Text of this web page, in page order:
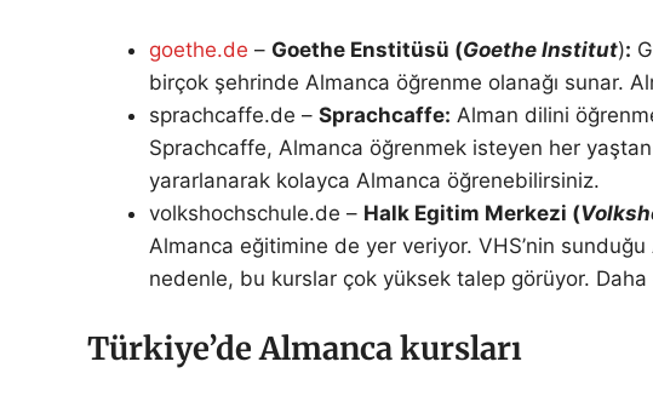
goethe.de – Goethe Enstitüsü (Goethe Institut):
birçok şehrinde Almanca öğrenme olanağı sunar.
sprachcaffe.de – Sprachcaffe: Alman dilini
Sprachcaffe, Almanca öğrenmek isteyen her
yararlanarak kolayca Almanca öğrenebilirsiniz.
volkshochschule.de – Halk Egitim Merkezi (
Almanca eğitimine de yer veriyor. VHS’nin
nedenle, bu kurslar çok yüksek talep görüyor. Daha
Türkiye’de Almanca kursları